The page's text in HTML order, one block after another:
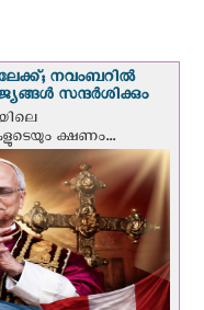
നവംബറില്‍
സന്ദര്‍ശിക്കും
ക്ഷണം...